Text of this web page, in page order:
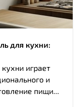
для кухни:
играет
и
пищи...